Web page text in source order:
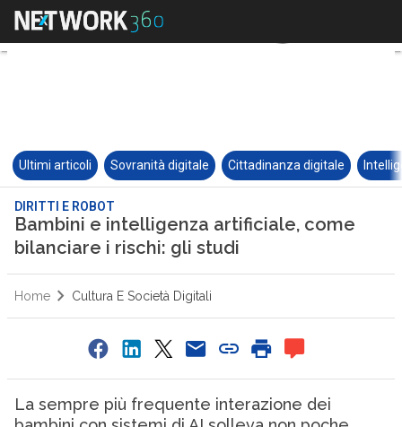
Ultimi articoli Sovranità digitale Cittadinanza digitale
DIRITTI E ROBOT
Bambini e intelligenza artificiale, come
bilanciare i rischi: gli studi
Home Cultura E Società Digitali
La sempre più frequente interazione dei